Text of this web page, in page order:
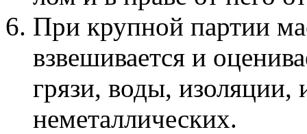
При крупной партии
взвешивается и
грязи, воды, изоляции,
неметаллических.